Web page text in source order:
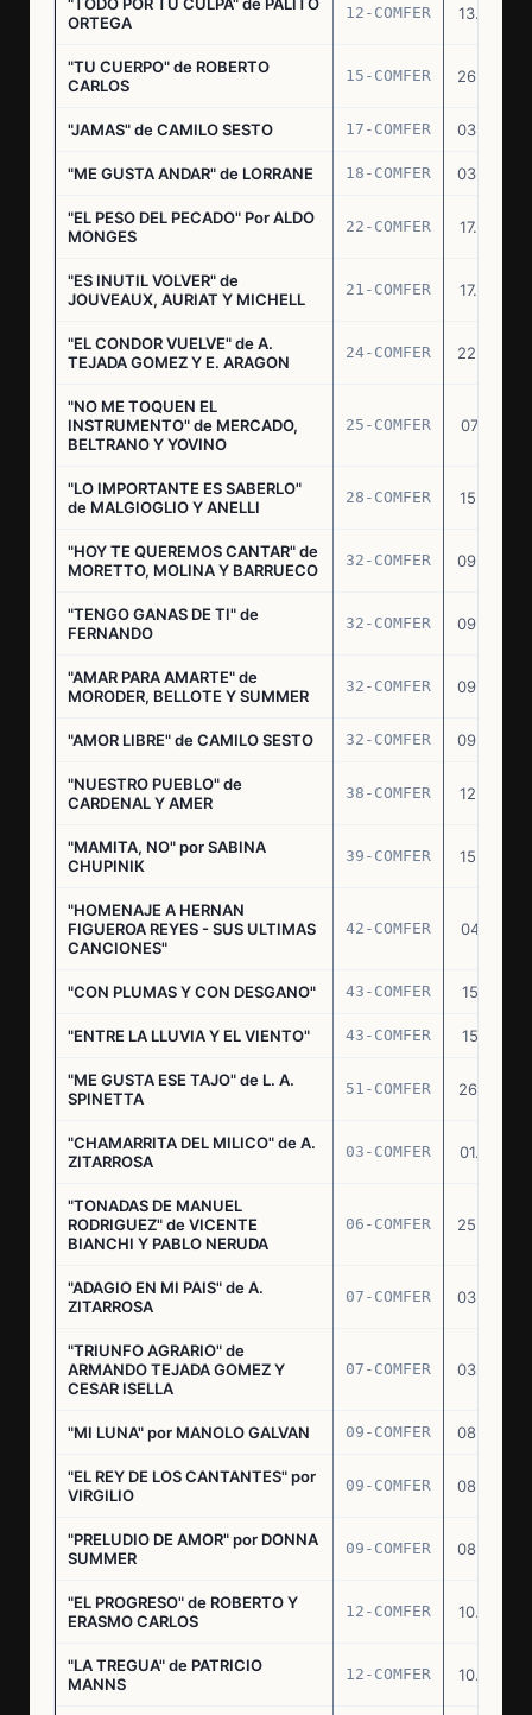
ORTEGA
12-COMFER 13.05.76
"TU CUERPO" de ROBERTO
CARLOS
15-COMFER 26.05.76
"JAMAS" de CAMILO SESTO 17-COMFER 03.06.76
"ME GUSTA ANDAR" de LORRANE 18-COMFER 03.06.76
"EL PESO DEL PECADO" Por ALDO
MONGES
22-COMFER 17.06.76
"ES INUTIL VOLVER" de
JOUVEAUX, AURIAT Y MICHELL
21-COMFER 17.06.76
"EL CONDOR VUELVE" de A.
TEJADA GOMEZ Y E. ARAGON
24-COMFER 22.06.76
"NO ME TOQUEN EL
INSTRUMENTO" de MERCADO,
BELTRANO Y YOVINO
25-COMFER 07.07.76
"LO IMPORTANTE ES SABERLO"
de MALGIOGLIO Y ANELLI
28-COMFER 15.07.76
"HOY TE QUEREMOS CANTAR" de
MORETTO, MOLINA Y BARRUECO
32-COMFER 09.09.76
"TENGO GANAS DE TI" de
FERNANDO
32-COMFER 09.09.76
"AMAR PARA AMARTE" de
MORODER, BELLOTE Y SUMMER
32-COMFER 09.09.76
"AMOR LIBRE" de CAMILO SESTO 32-COMFER 09.09.76
"NUESTRO PUEBLO" de
CARDENAL Y AMER
38-COMFER 12.10.76
"MAMITA, NO" por SABINA
CHUPINIK
39-COMFER 15.10.76
"HOMENAJE A HERNAN
FIGUEROA REYES - SUS ULTIMAS
CANCIONES"
42-COMFER 04.11.76
"CON PLUMAS Y CON DESGANO" 43-COMFER 15.11.76
"ENTRE LA LLUVIA Y EL VIENTO" 43-COMFER 15.11.76
"ME GUSTA ESE TAJO" de L. A.
SPINETTA
51-COMFER 26.12.76
"CHAMARRITA DEL MILICO" de A.
ZITARROSA
03-COMFER 01.02.77
"TONADAS DE MANUEL
RODRIGUEZ" de VICENTE
BIANCHI Y PABLO NERUDA
06-COMFER 25.02.77
"ADAGIO EN MI PAIS" de A.
ZITARROSA
07-COMFER 03.03.77
"TRIUNFO AGRARIO" de
ARMANDO TEJADA GOMEZ Y
CESAR ISELLA
07-COMFER 03.03.77
"MI LUNA" por MANOLO GALVAN 09-COMFER 08.03.77
"EL REY DE LOS CANTANTES" por
VIRGILIO
09-COMFER 08.03.77
"PRELUDIO DE AMOR" por DONNA
SUMMER
09-COMFER 08.03.77
"EL PROGRESO" de ROBERTO Y
ERASMO CARLOS
12-COMFER 10.03.77
"LA TREGUA" de PATRICIO
MANNS
12-COMFER 10.03.77